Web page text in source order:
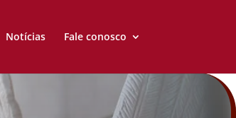
Notícias Fale conosco